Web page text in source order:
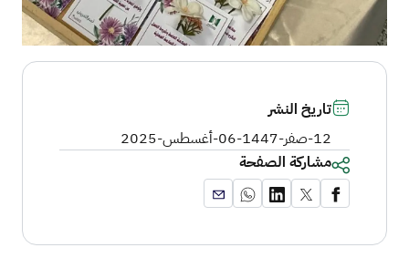
تاريخ النشر
12-صفر-1447
-06-أغسطس-2025
مشاركة الصفحة